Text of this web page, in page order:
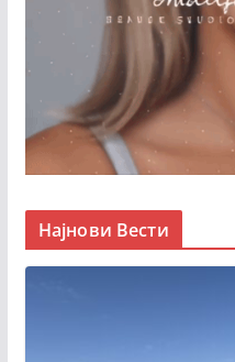
Најнови Вести